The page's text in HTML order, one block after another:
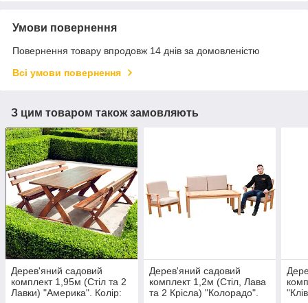
Умови повернення
Повернення товару впродовж 14 днів за домовленістю
Всі умови повернення
З цим товаром також замовляють
Дерев'яний садовий
комплект 1,95м (Стіл та 2
Лавки) "Америка". Колір:
Дерев'яний садовий
комплект 1,2м (Стіл, Лава
та 2 Крісла) "Колорадо".